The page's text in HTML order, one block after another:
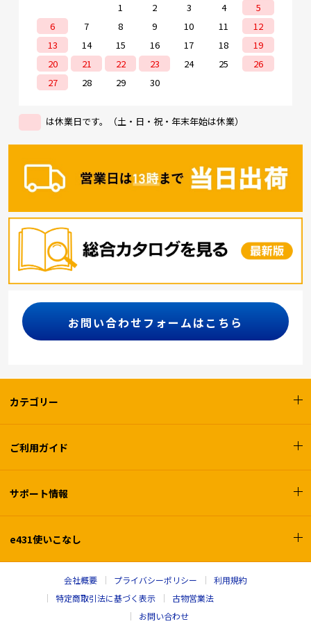
1
2 3 4
5
6
7 8 9 10 11
12
13
14 15 16 17 18
19
20
21 22 23 24 25
26
27
28 29 30
は休業日です。（土・日・祝・年末年始は休業）
お問い合わせフォームはこちら
カテゴリー
ご利用ガイド
サポート情報
e431使いこなし
会社概要 プライバシーポリシー
利用規約
特定商取引法に基づく表示
古物営業法
お問い合わせ